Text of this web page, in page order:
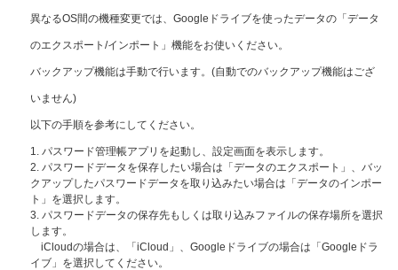
異なるOS間の機種変更では、Googleドライブを使ったデータの「データ
のエクスポート/インポート」機能をお使いください。
バックアップ機能は手動で行います。(自動でのバックアップ機能はござ
いません)
以下の手順を参考にしてください。
1. パスワード管理帳アプリを起動し、設定画面を表示します。
2. パスワードデータを保存したい場合は「データのエクスポート」、バッ
クアップしたパスワードデータを取り込みたい場合は「データのインポー
ト」を選択します。
3. パスワードデータの保存先もしくは取り込みファイルの保存場所を選択
します。
iCloudの場合は、「iCloud」、Googleドライブの場合は「Googleドラ
イブ」を選択してください。